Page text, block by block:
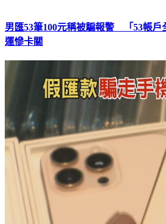
男匯53筆100元稱被騙報警 「53帳
運慘卡關